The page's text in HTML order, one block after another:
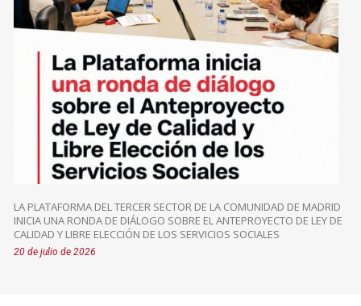
LA PLATAFORMA DEL TERCER SECTOR DE LA COMUNIDAD DE MADRID
INICIA UNA RONDA DE DIÁLOGO SOBRE EL ANTEPROYECTO DE LEY DE
CALIDAD Y LIBRE ELECCIÓN DE LOS SERVICIOS SOCIALES
20 de julio de 2026